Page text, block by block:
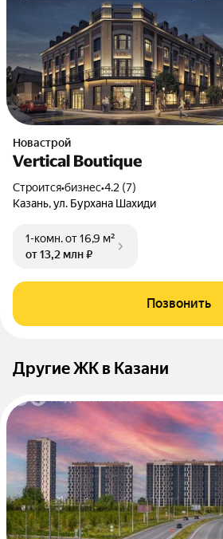
Новастрой
Vertical Boutique
Строится•бизнес•4.2 (7)
Казань, ул. Бурхана Шахиди
1-комн.от 16,9 м²
от 13,2 млн ₽
Позвонить
Другие ЖК в Казани